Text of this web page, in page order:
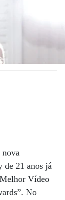
nova
de 21 anos já
Vídeo
No